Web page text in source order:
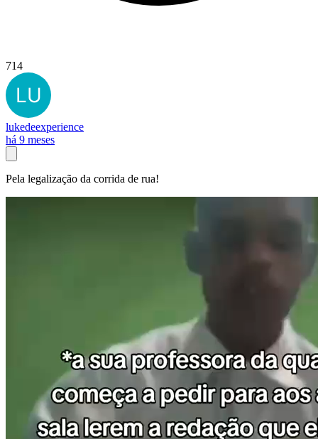
714
lukedeexperience
há 9 meses
Pela legalização da corrida de rua!